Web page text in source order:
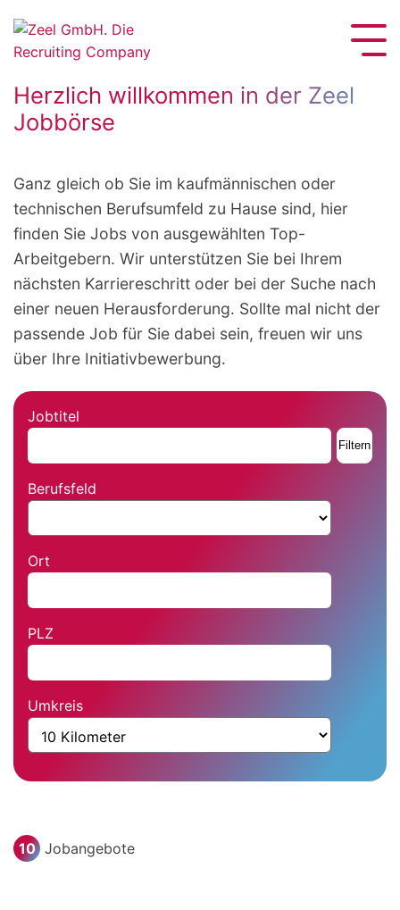
Pflichtfeld
Pflichtfeld
Herzlich willkommen in der Zeel
Jobbörse
Ganz gleich ob Sie im kaufmännischen oder
technischen Berufsumfeld zu Hause sind, hier
finden Sie Jobs von ausgewählten Top-
Arbeitgebern. Wir unterstützen Sie bei Ihrem
nächsten Karriereschritt oder bei der Suche nach
einer neuen Herausforderung. Sollte mal nicht der
passende Job für Sie dabei sein, freuen wir uns
über Ihre Initiativbewerbung.
Jobtitel
Berufsfeld
Ort
PLZ
Umkreis
Filtern
10 Jobangebote